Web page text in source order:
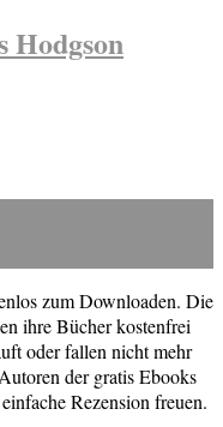
Hodgson
zum Downloaden. Die
ihre Bücher kostenfrei
oder fallen nicht mehr
der gratis Ebooks
Rezension freuen.